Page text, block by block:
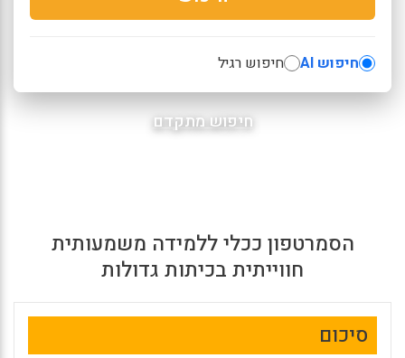
חיפוש AI חיפוש רגיל
חיפוש מתקדם
הסמרטפון ככלי ללמידה משמעותית
חווייתית בכיתות גדולות
סיכום